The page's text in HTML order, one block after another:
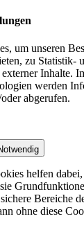
um unseren
zu Statistik-
Inhalte.
werden
abgerufen.
helfen
Bereiche
ohne diese